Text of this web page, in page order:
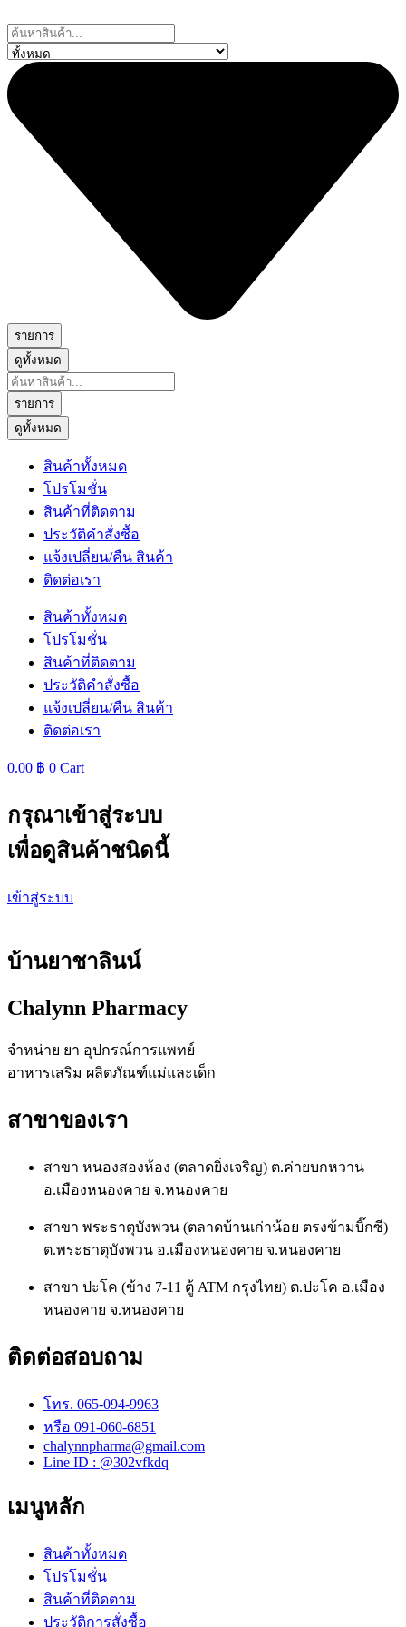
to
content
Search
...
รายการ
ดูทั้งหมด
Search
...
รายการ
ดูทั้งหมด
สินค้าทั้งหมด
โปรโมชั่น
สินค้าที่ติดตาม
ประวัติคำสั่งซื้อ
แจ้งเปลี่ยน/คืน สินค้า
ติดต่อเรา
สินค้าทั้งหมด
โปรโมชั่น
สินค้าที่ติดตาม
ประวัติคำสั่งซื้อ
แจ้งเปลี่ยน/คืน สินค้า
ติดต่อเรา
0.00 ฿ 0 Cart
กรุณาเข้าสู่ระบบ
เพื่อดูสินค้าชนิดนี้
เข้าสู่ระบบ
บ้านยาชาลินน์
Chalynn Pharmacy
จำหน่าย ยา อุปกรณ์การแพทย์
อาหารเสริม ผลิตภัณฑ์แม่และเด็ก
สาขาของเรา
สาขา หนองสองห้อง (ตลาดยิ่งเจริญ) ต.ค่ายบกหวาน
อ.เมืองหนองคาย จ.หนองคาย
สาขา พระธาตุบังพวน (ตลาดบ้านเก่าน้อย ตรงข้ามบิ๊กซี)
ต.พระธาตุบังพวน อ.เมืองหนองคาย จ.หนองคาย
สาขา ปะโค (ข้าง 7-11 ตู้ ATM กรุงไทย) ต.ปะโค อ.เมือง
หนองคาย จ.หนองคาย
ติดต่อสอบถาม
โทร. 065-094-9963
หรือ 091-060-6851
chalynnpharma@gmail.com
Line ID : @302vfkdq
เมนูหลัก
สินค้าทั้งหมด
โปรโมชั่น
สินค้าที่ติดตาม
ประวัติการสั่งซื้อ